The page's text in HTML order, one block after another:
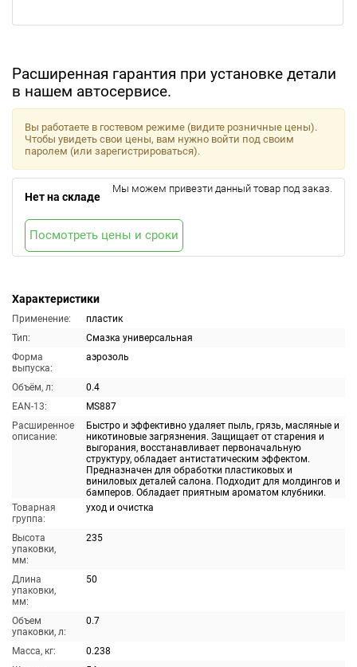
Расширенная гарантия при установке детали
в нашем автосервисе.
Характеристики
Применение:
пластик
Тип:
Смазка универсальная
Форма
выпуска:
аэрозоль
Объём, л:
0.4
EAN-13:
MS887
Расширенное
описание:
Быстро и эффективно удаляет пыль, грязь, масляные и
никотиновые загрязнения. Защищает от старения и
выгорания, восстанавливает первоначальную
структуру, обладает антистатическим эффектом.
Предназначен для обработки пластиковых и
виниловых деталей салона. Подходит для молдингов и
бамперов. Обладает приятным ароматом клубники.
Товарная
группа:
уход и очистка
Высота
упаковки,
мм:
235
Длина
упаковки,
мм:
50
Объем
упаковки, л:
0.7
Масса, кг:
0.238
Вы работаете в гостевом режиме (видите розничные цены).
Чтобы увидеть свои цены, вам нужно войти под своим
паролем (или зарегистрироваться).
Нет на складе
Мы можем привезти данный товар под заказ.
Посмотреть цены и сроки